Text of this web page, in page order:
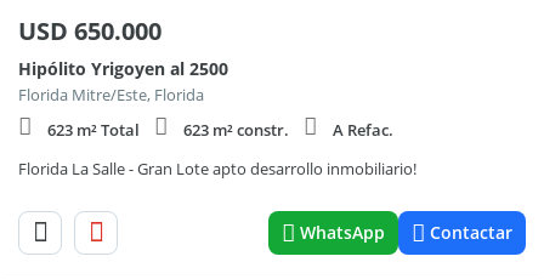
USD 650.000
Hipólito Yrigoyen al 2500
Florida Mitre/Este, Florida
623 m² Total
623 m² constr.
A Refac.
Florida La Salle - Gran Lote apto desarrollo inmobiliario!
WhatsApp Contactar